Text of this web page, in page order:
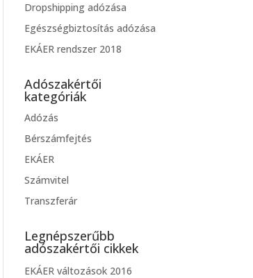
Dropshipping adózása
Egészségbiztosítás adózása
EKÁER rendszer 2018
Adószakértői
kategóriák
Adózás
Bérszámfejtés
EKÁER
Számvitel
Transzferár
Legnépszerűbb
adószakértői cikkek
EKÁER változások 2016